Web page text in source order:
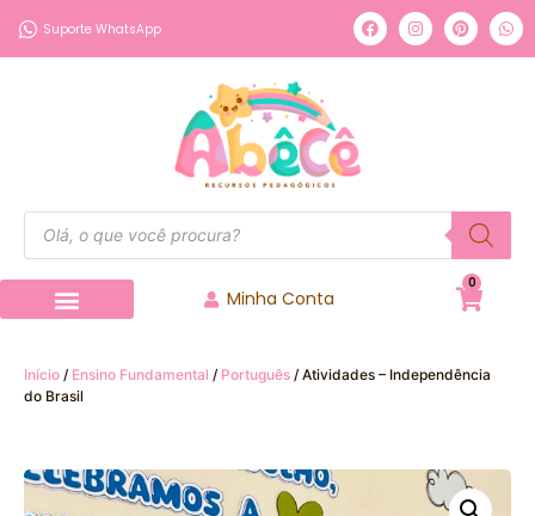
Suporte WhatsApp
Minha Conta
0
Início / Ensino Fundamental / Português / Atividades – Independência
do Brasil